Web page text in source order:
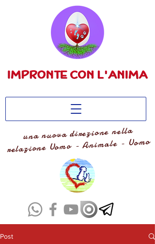
una nuova direzione nella
relazione Uomo - Animale - Uomo
Post